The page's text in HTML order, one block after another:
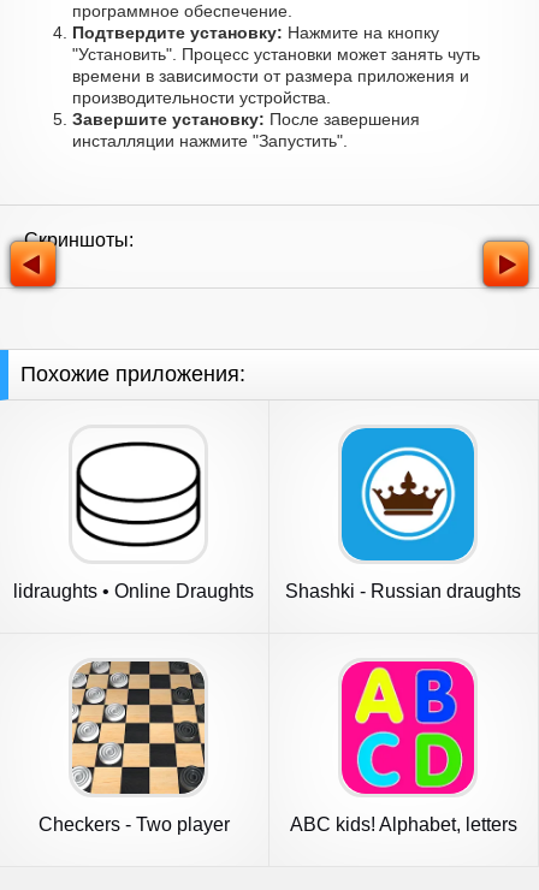
программное обеспечение.
Подтвердите установку: Нажмите на кнопку
"Установить". Процесс установки может занять чуть
времени в зависимости от размера приложения и
производительности устройства.
Завершите установку: После завершения
инсталляции нажмите "Запустить".
Скриншоты:
Похожие приложения:
lidraughts • Online Draughts Shashki - Russian draughts
Checkers - Two player ABC kids! Alphabet, letters